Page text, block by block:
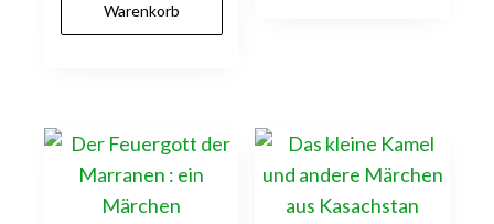
Warenkorb